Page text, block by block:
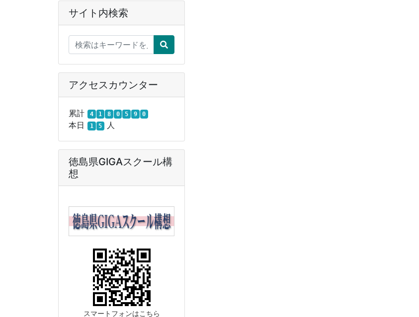
サイト内検索
アクセスカウンター
累計 4 1 8 0 5 9 0
本日 1 5 人
徳島県GIGAスクール構
想
スマートフォンはこちら